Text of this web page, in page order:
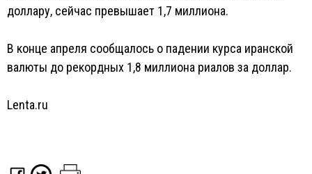
доллару, сейчас превышает 1,7 миллиона.
В конце апреля сообщалось о падении курса иранской
валюты до рекордных 1,8 миллиона риалов за доллар.
Lenta.ru